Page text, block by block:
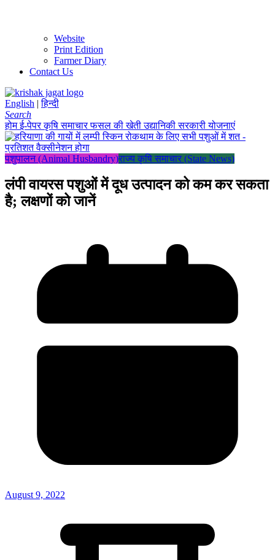
Website
Print Edition
Farmer Diary
Contact Us
English | हिन्दी
Search
होमई-पेपरकृषि समाचारफसल की खेतीउद्यानिकीसरकारी योजनाएं
पशुपालन (Animal Husbandry)राज्य कृषि समाचार (State News)
लंपी वायरस पशुओं में दूध उत्पादन को कम कर सकता
है; लक्षणों को जानें
August 9, 2022